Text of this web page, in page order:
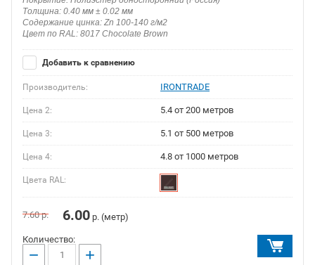
Толщина: 0.40 мм ± 0.02 мм
Содержание цинка: Zn 100-140 г/м2
Цвет по RAL: 8017 Chocolate Brown
Добавить к сравнению
Производитель: IRONTRADE
Цена 2: 5.4 от 200 метров
Цена 3: 5.1 от 500 метров
Цена 4: 4.8 от 1000 метров
Цвета RAL:
7.60р. 6.00 р. (метр)
Количество:
− +